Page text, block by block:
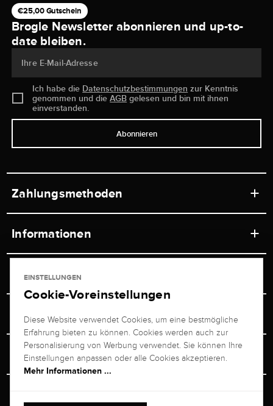
€25,00 Gutschein
Brogle Newsletter abonnieren und up-to-
date bleiben.
Ihre E-Mail-Adresse
Ich habe die Datenschutzbestimmungen zur Kenntnis
genommen und dieAGB gelesen und bin mit ihnen
einverstanden.
Abonnieren
Zahlungsmethoden
Informationen
Ladengeschäft
Versand & Zahlung
Ratgeber
Service
Newsletterabmeldung
Retouren-Service
Vertrag Widerrufen
Juwelier Brogle
Über uns
Unternehmen
Persönlicher Berater
EINSTELLUNGEN
Cookie-Voreinstellungen
Diese Website verwendet Cookies, um eine bestmögliche
Erfahrung bieten zu können. Cookies werden auch zur
Personalisierung von Werbung verwendet. Sie können Ihre
Einstellungen anpassen oder alle Cookies akzeptieren.
Mehr Informationen ...